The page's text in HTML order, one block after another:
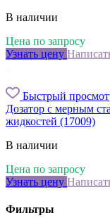
В наличии
Цена по запросу
Узнать цену
Быстрый
Дозатор с мерным
жидкостей (17009)
В наличии
Цена по запросу
Узнать цену
Фильтры